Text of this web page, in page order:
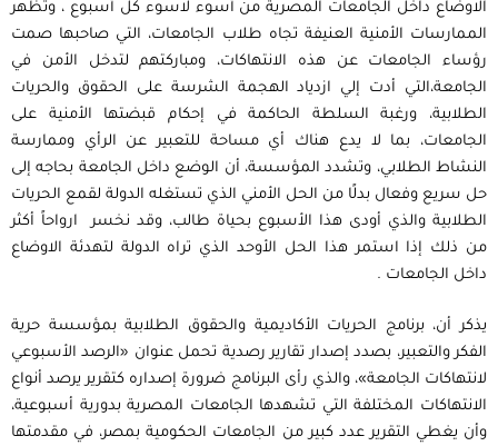
الاوضاع داخل الجامعات المصرية من أسوء لاسوء كل أسبوع ، وتظهر
الممارسات الأمنية العنيفة تجاه طلاب الجامعات، التي صاحبها صمت
رؤساء الجامعات عن هذه الانتهاكات، ومباركتهم لتدخل الأمن في
الجامعة،التي أدت إلي ازدياد الهجمة الشرسة على الحقوق والحريات
الطلابية، ورغبة السلطة الحاكمة في إحكام قبضتها الأمنية على
الجامعات، بما لا يدع هناك أي مساحة للتعبير عن الرأي وممارسة
النشاط الطلابي، وتشدد المؤسسة، أن الوضع داخل الجامعة بحاجه إلى
حل سريع وفعال بدلًا من الحل الأمني الذي تستغله الدولة لقمع الحريات
الطلابية والذي أودى هذا الأسبوع بحياة طالب، وقد نخسر ارواحاً أكثر
من ذلك إذا استمر هذا الحل الأوحد الذي تراه الدولة لتهدئة الاوضاع
داخل الجامعات .
يذكر أن، برنامج الحريات الأكاديمية والحقوق الطلابية بمؤسسة حرية
الفكر والتعبير، بصدد إصدار تقارير رصدية تحمل عنوان «الرصد الأسبوعي
لانتهاكات الجامعة»، والذي رأى البرنامج ضرورة إصداره كتقرير يرصد أنواع
الانتهاكات المختلفة التي تشهدها الجامعات المصرية بدورية أسبوعية،
وأن يغطي التقرير عدد كبير من الجامعات الحكومية بمصر، في مقدمتها